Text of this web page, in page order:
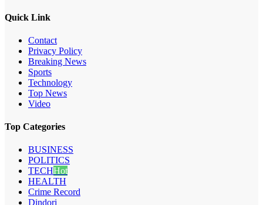
Quick Link
Contact
Privacy Policy
Breaking News
Sports
Technology
Top News
Video
Top Categories
BUSINESS
POLITICS
TECHHot
HEALTH
Crime Record
Dindori